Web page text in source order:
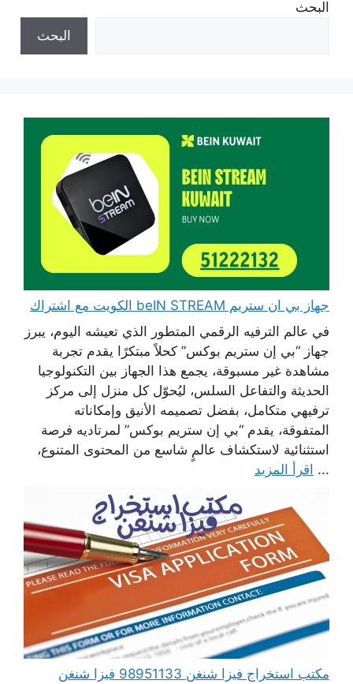
البحث
البحث
جهاز بي ان ستريم beIN STREAM الكويت مع اشتراك
في عالم الترفيه الرقمي المتطور الذي تعيشه اليوم، يبرز
جهاز “بي إن ستريم بوكس” كحلاً مبتكرًا يقدم تجربة
مشاهدة غير مسبوقة، يجمع هذا الجهاز بين التكنولوجيا
الحديثة والتفاعل السلس، ليُحوّل كل منزل إلى مركز
ترفيهي متكامل، بفضل تصميمه الأنيق وإمكاناته
المتفوقة، يقدم “بي إن ستريم بوكس” لمرتاديه فرصة
استثنائية لاستكشاف عالمٍ شاسع من المحتوى المتنوع،
... اقرأ المزيد
مكتب استخراج فيزا شنغن 98951133 فيزا شنغن